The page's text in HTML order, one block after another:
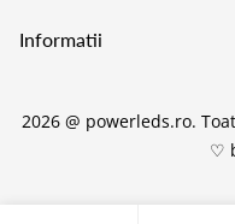
+40752227009
Lustre LED
Candelabre
Informatii
Politica de transport si
2026 @ powerleds.ro.
♡